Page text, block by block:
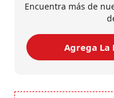
Encuentra más de
Agrega La